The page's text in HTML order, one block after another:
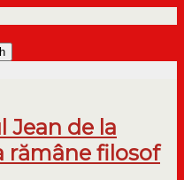
Jean de la
rămâne filosof